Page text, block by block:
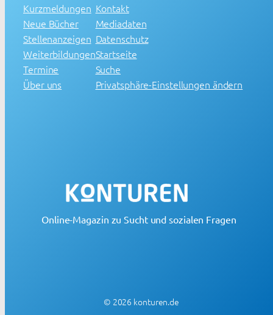
Kurzmeldungen
Neue Bücher
Stellenanzeigen
Weiterbildungen
Termine
Über uns
Kontakt
Mediadaten
Datenschutz
Startseite
Suche
Privatsphäre-Einstellungen ändern
Online-Magazin zu Sucht und sozialen Fragen
© 2026 konturen.de